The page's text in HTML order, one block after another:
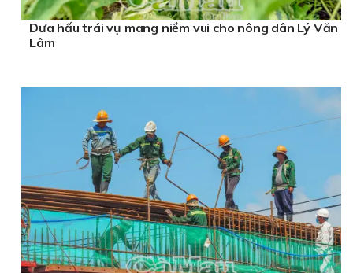
Dưa hấu trái vụ mang niềm vui cho nông dân Lý Văn
Lâm